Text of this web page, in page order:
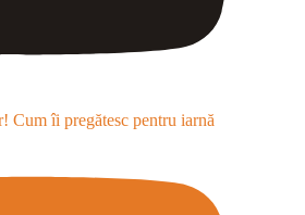
Cum îi pregătesc pentru iarnă